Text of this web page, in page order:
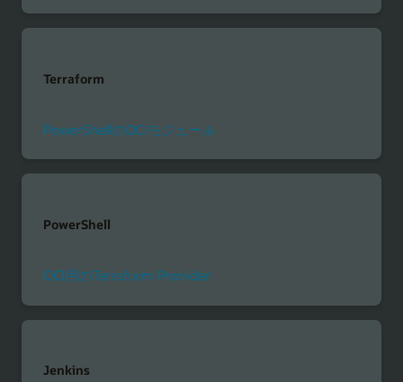
Terraform
PowerShellのOCIモジュール
PowerShell
OCI用のTerraform Provider
Jenkins